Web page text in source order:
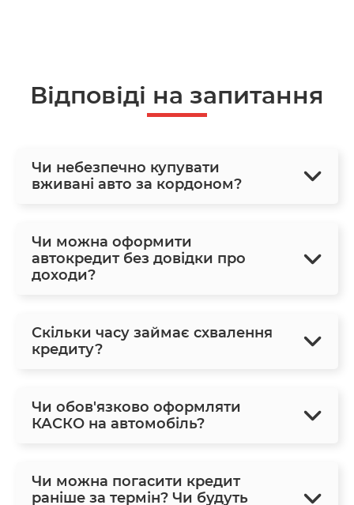
Відповіді на запитання
Чи небезпечно купувати
вживані авто за кордоном?
Чи можна оформити
автокредит без довідки про
доходи?
Скільки часу займає схвалення
кредиту?
Чи обов'язково оформляти
КАСКО на автомобіль?
Чи можна погасити кредит
раніше за термін? Чи будуть